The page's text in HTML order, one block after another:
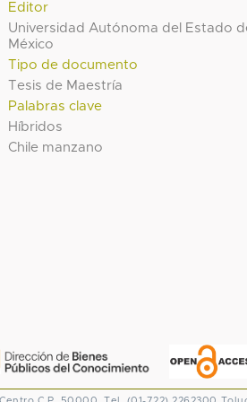
Editor
Universidad Autónoma del Estado
México
Tipo de documento
Tesis de Maestría
Palabras clave
Híbridos
Chile manzano